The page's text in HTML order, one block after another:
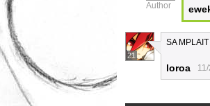
Author
21
SA
loroa